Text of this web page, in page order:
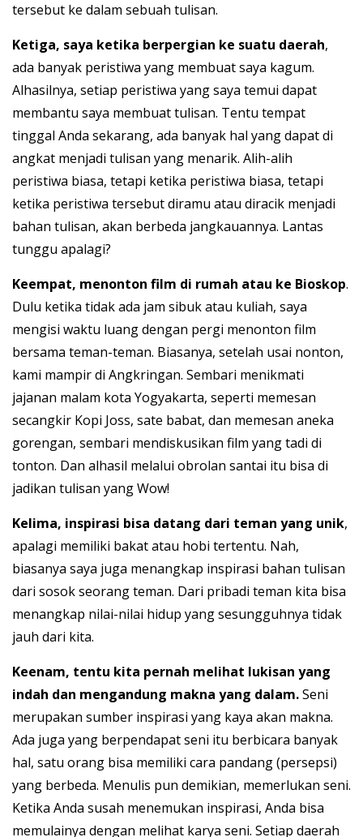
tersebut ke dalam sebuah tulisan.
Ketiga, saya ketika berpergian ke suatu daerah,
ada banyak peristiwa yang membuat saya kagum.
Alhasilnya, setiap peristiwa yang saya temui dapat
membantu saya membuat tulisan. Tentu tempat
tinggal Anda sekarang, ada banyak hal yang dapat di
angkat menjadi tulisan yang menarik. Alih-alih
peristiwa biasa, tetapi ketika peristiwa biasa, tetapi
ketika peristiwa tersebut diramu atau diracik menjadi
bahan tulisan, akan berbeda jangkauannya. Lantas
tunggu apalagi?
Keempat, menonton film di rumah atau ke Bioskop.
Dulu ketika tidak ada jam sibuk atau kuliah, saya
mengisi waktu luang dengan pergi menonton film
bersama teman-teman. Biasanya, setelah usai nonton,
kami mampir di Angkringan. Sembari menikmati
jajanan malam kota Yogyakarta, seperti memesan
secangkir Kopi Joss, sate babat, dan memesan aneka
gorengan, sembari mendiskusikan film yang tadi di
tonton. Dan alhasil melalui obrolan santai itu bisa di
jadikan tulisan yang Wow!
Kelima, inspirasi bisa datang dari teman yang unik,
apalagi memiliki bakat atau hobi tertentu. Nah,
biasanya saya juga menangkap inspirasi bahan tulisan
dari sosok seorang teman. Dari pribadi teman kita bisa
menangkap nilai-nilai hidup yang sesungguhnya tidak
jauh dari kita.
Keenam, tentu kita pernah melihat lukisan yang
indah dan mengandung makna yang dalam.Seni
merupakan sumber inspirasi yang kaya akan makna.
Ada juga yang berpendapat seni itu berbicara banyak
hal, satu orang bisa memiliki cara pandang (persepsi)
yang berbeda. Menulis pun demikian, memerlukan seni.
Ketika Anda susah menemukan inspirasi, Anda bisa
memulainya dengan melihat karya seni. Setiap daerah